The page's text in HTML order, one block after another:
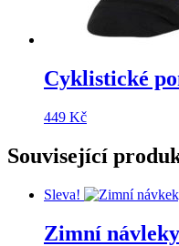
Cyklistické
449 Kč
Související
Sleva!
Zimní